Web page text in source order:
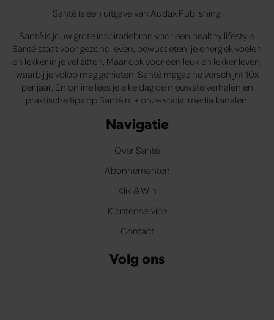
Santé is een uitgave van Audax Publishing.
Santé is jouw grote inspiratiebron voor een healthy lifestyle.
Santé staat voor gezond leven, bewust eten, je energiek voelen
en lekker in je vel zitten. Maar ook voor een leuk en lekker leven,
waarbij je volop mag genieten. Santé magazine verschijnt 10x
per jaar. En online lees je elke dag de nieuwste verhalen en
praktische tips op Santé.nl + onze social media kanalen.
Navigatie
Over Santé
Abonnementen
Klik & Win
Klantenservice
Contact
Volg ons